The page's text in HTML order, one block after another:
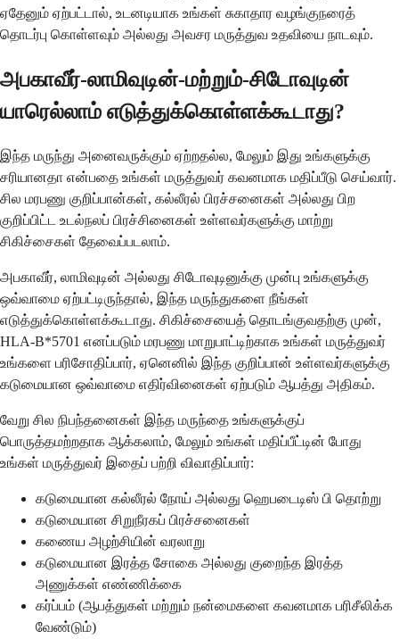
ஏதேனும் ஏற்பட்டால், உடனடியாக உங்கள் சுகாதார வழங்குநரைத்
தொடர்பு கொள்ளவும் அல்லது அவசர மருத்துவ உதவியை நாடவும்.
அபகாவீர்-லாமிவுடின்-மற்றும்-சிடோவுடின்
யாரெல்லாம் எடுத்துக்கொள்ளக்கூடாது?
இந்த மருந்து அனைவருக்கும் ஏற்றதல்ல, மேலும் இது உங்களுக்கு
சரியானதா என்பதை உங்கள் மருத்துவர் கவனமாக மதிப்பீடு செய்வார்.
சில மரபணு குறிப்பான்கள், கல்லீரல் பிரச்சனைகள் அல்லது பிற
குறிப்பிட்ட உடல்நலப் பிரச்சினைகள் உள்ளவர்களுக்கு மாற்று
சிகிச்சைகள் தேவைப்படலாம்.
அபகாவீர், லாமிவுடின் அல்லது சிடோவுடினுக்கு முன்பு உங்களுக்கு
ஒவ்வாமை ஏற்பட்டிருந்தால், இந்த மருந்துகளை நீங்கள்
எடுத்துக்கொள்ளக்கூடாது. சிகிச்சையைத் தொடங்குவதற்கு முன்,
HLA-B*5701 எனப்படும் மரபணு மாறுபாட்டிற்காக உங்கள் மருத்துவர்
உங்களை பரிசோதிப்பார், ஏனெனில் இந்த குறிப்பான் உள்ளவர்களுக்கு
கடுமையான ஒவ்வாமை எதிர்வினைகள் ஏற்படும் ஆபத்து அதிகம்.
வேறு சில நிபந்தனைகள் இந்த மருந்தை உங்களுக்குப்
பொருத்தமற்றதாக ஆக்கலாம், மேலும் உங்கள் மதிப்பீட்டின் போது
உங்கள் மருத்துவர் இதைப் பற்றி விவாதிப்பார்:
கடுமையான கல்லீரல் நோய் அல்லது ஹெபடைடிஸ் பி தொற்று
கடுமையான சிறுநீரகப் பிரச்சனைகள்
கணைய அழற்சியின் வரலாறு
கடுமையான இரத்த சோகை அல்லது குறைந்த இரத்த
அணுக்கள் எண்ணிக்கை
கர்ப்பம் (ஆபத்துகள் மற்றும் நன்மைகளை கவனமாக பரிசீலிக்க
வேண்டும்)